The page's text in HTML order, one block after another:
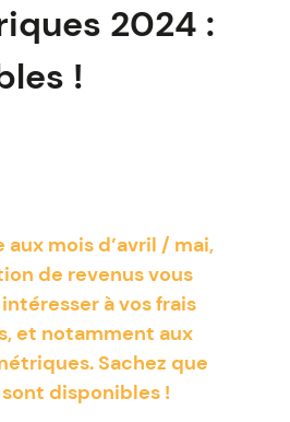
2024 :
!
aux mois d’avril / mai,
de revenus vous
à vos frais
et notamment aux
Sachez que
disponibles !